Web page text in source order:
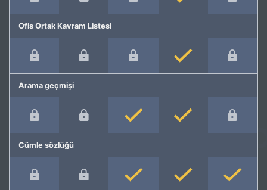
Ofis Ortak Kavram Listesi
Arama geçmişi
Cümle sözlüğü